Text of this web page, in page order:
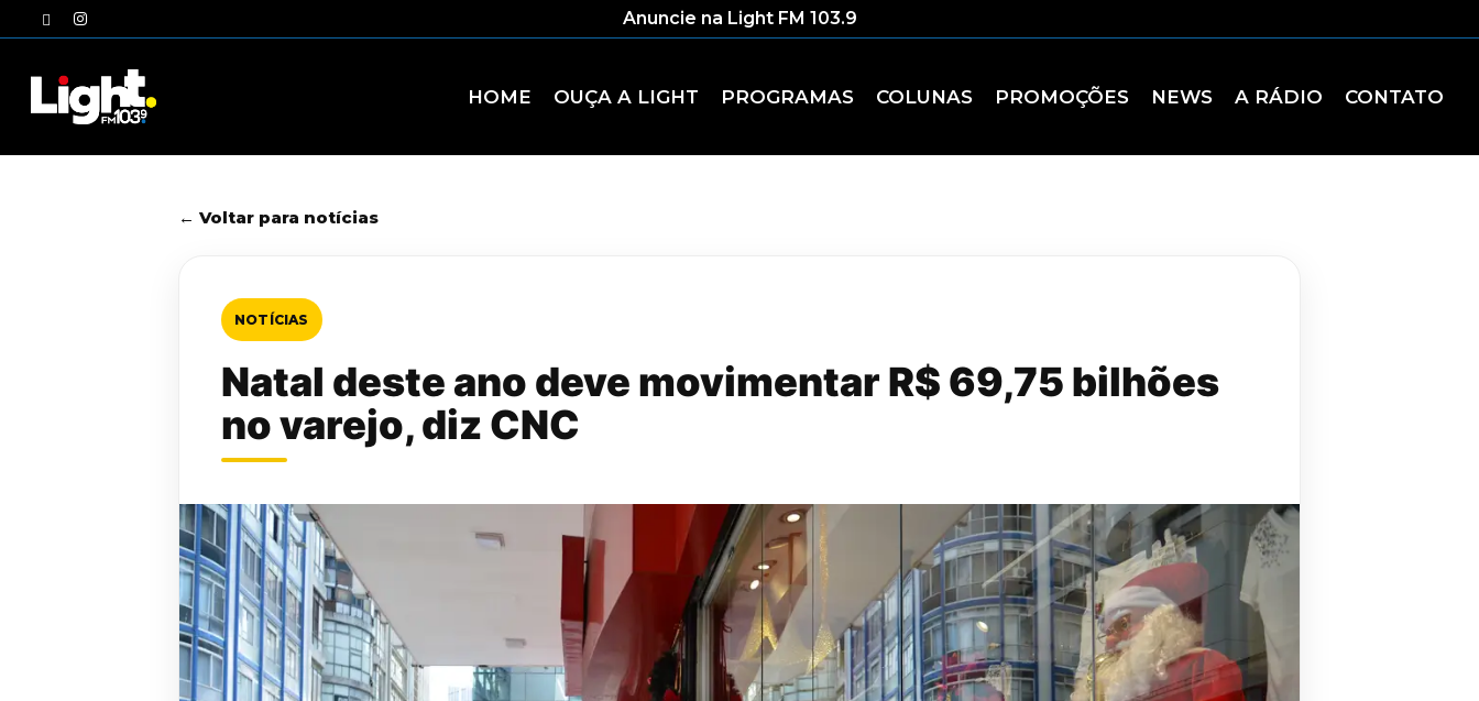
to
twitterinstagram Anuncie na Light FM 103.9
HOME OUÇA A LIGHT PROGRAMAS COLUNAS PROMOÇÕES NEWS A RÁDIO CONTATO
← Voltar para notícias
NOTÍCIAS
Natal deste ano deve movimentar R$ 69,75 bilhões
no varejo, diz CNC